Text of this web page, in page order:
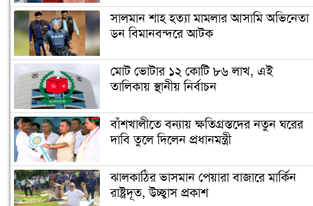
সালমান শাহ হত্যা মামলার আসামি অভিনেতা
ডন বিমানবন্দরে আটক
মোট ভোটার ১২ কোটি ৮৬ লাখ, এই
তালিকায় স্থানীয় নির্বাচন
বাঁশখালীতে বন্যায় ক্ষতিগ্রস্তদের নতুন ঘরের
দাবি তুলে দিলেন প্রধানমন্ত্রী
ঝালকাঠির ভাসমান পেয়ারা বাজারে মার্কিন
রাষ্ট্রদূত, উচ্ছ্বাস প্রকাশ